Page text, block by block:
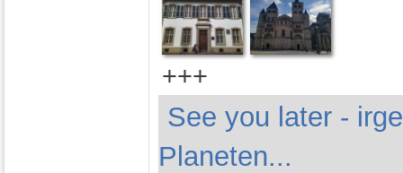
+++
See you later -
Planeten...